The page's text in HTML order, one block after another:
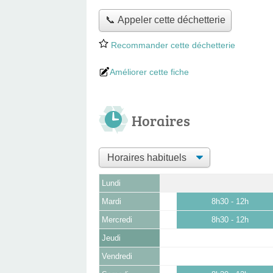
📞 Appeler cette déchetterie
Recommander cette déchetterie
Améliorer cette fiche
Horaires
Lundi
Mardi 8h30 - 12h
Mercredi 8h30 - 12h
Jeudi
Vendredi